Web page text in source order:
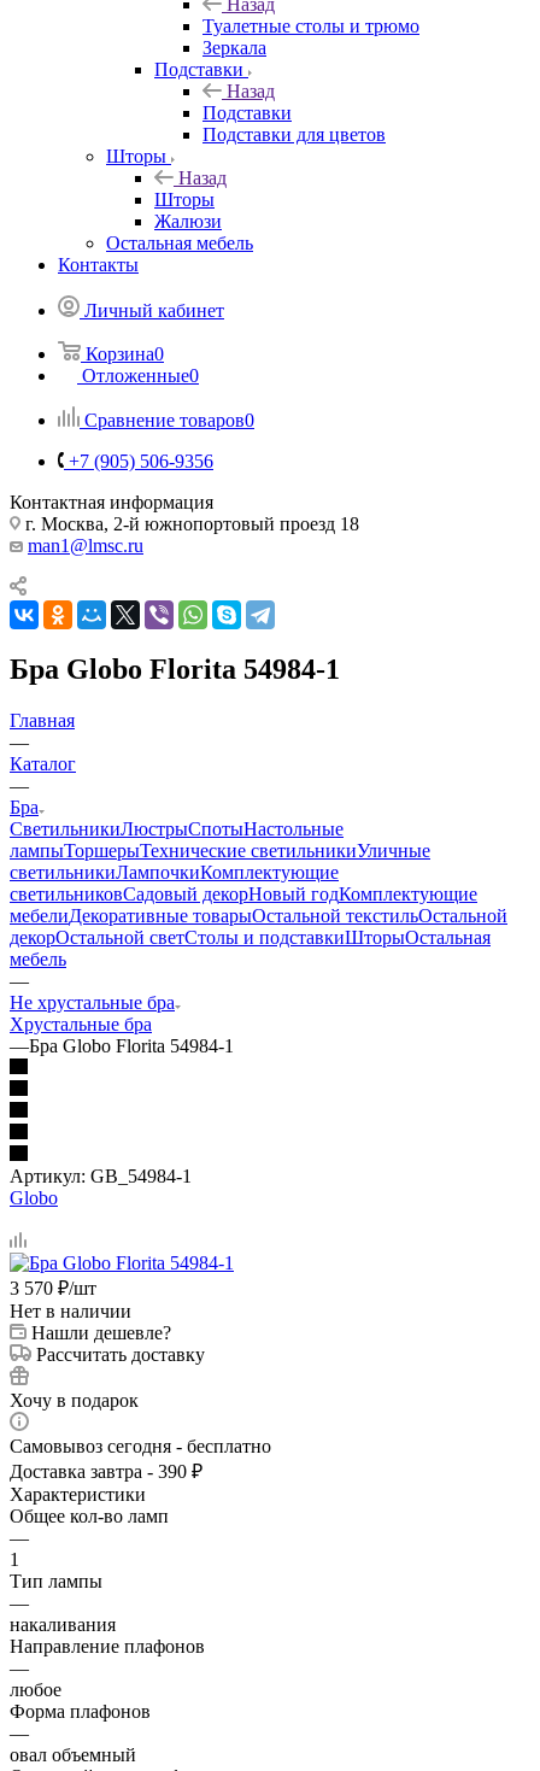
Назад
Туалетные столы и трюмо
Зеркала
Подставки
Назад
Подставки
Подставки для цветов
Шторы
Назад
Шторы
Жалюзи
Остальная мебель
Контакты
Личный кабинет
Корзина0
Отложенные0
Сравнение товаров0
+7 (905) 506-9356
Контактная информация
г. Москва, 2-й южнопортовый проезд 18
man1@lmsc.ru
Бра Globo Florita 54984-1
Главная
—
Каталог
—
Бра
СветильникиЛюстрыСпотыНастольные
лампыТоршерыТехнические светильникиУличные
светильникиЛампочкиКомплектующие
светильниковСадовый декорНовый годКомплектующие
мебелиДекоративные товарыОстальной текстильОстальной
декорОстальной светСтолы и подставкиШторыОстальная
мебель
—
Не хрустальные бра
Хрустальные бра
—Бра Globo Florita 54984-1
Артикул: GB_54984-1
Globo
3 570 ₽/шт
Нет в наличии
Нашли дешевле?
Рассчитать доставку
Хочу в подарок
Самовывоз сегодня - бесплатно
Доставка завтра - 390 ₽
Характеристики
Общее кол-во ламп
—
1
Тип лампы
—
накаливания
Направление плафонов
—
любое
Форма плафонов
—
овал объемный